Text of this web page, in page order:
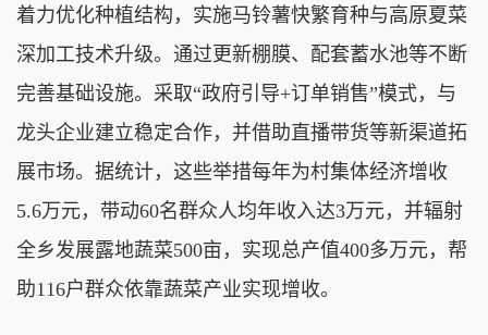
着力优化种植结构，实施马铃薯快繁育种与高原夏菜
深加工技术升级。通过更新棚膜、配套蓄水池等不断
完善基础设施。采取“政府引导+订单销售”模式，与
龙头企业建立稳定合作，并借助直播带货等新渠道拓
展市场。据统计，这些举措每年为村集体经济增收
5.6万元，带动60名群众人均年收入达3万元，并辐射
全乡发展露地蔬菜500亩，实现总产值400多万元，帮
助116户群众依靠蔬菜产业实现增收。